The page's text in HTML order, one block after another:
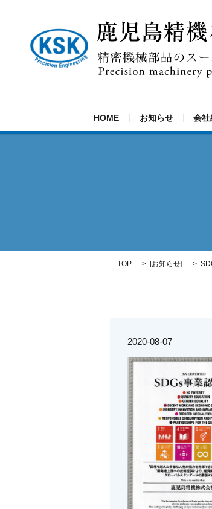
HOME お知らせ 会
TOP [お知らせ]
2020-08-07